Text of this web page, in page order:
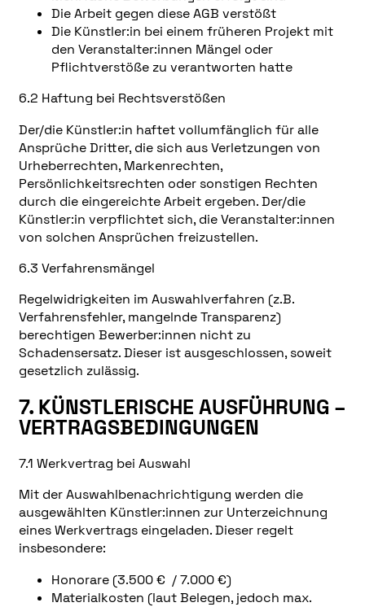
Die Arbeit gegen diese AGB verstößt
Die Künstler:in bei einem früheren Projekt mit
den Veranstalter:innen Mängel oder
Pflichtverstöße zu verantworten hatte
6.2 Haftung bei Rechtsverstößen
Der/die Künstler:in haftet vollumfänglich für alle
Ansprüche Dritter, die sich aus Verletzungen von
Urheberrechten, Markenrechten,
Persönlichkeitsrechten oder sonstigen Rechten
durch die eingereichte Arbeit ergeben. Der/die
Künstler:in verpflichtet sich, die Veranstalter:innen
von solchen Ansprüchen freizustellen.
6.3 Verfahrensmängel
Regelwidrigkeiten im Auswahlverfahren (z.B.
Verfahrensfehler, mangelnde Transparenz)
berechtigen Bewerber:innen nicht zu
Schadensersatz. Dieser ist ausgeschlossen, soweit
gesetzlich zulässig.
7. KÜNSTLERISCHE AUSFÜHRUNG –
VERTRAGSBEDINGUNGEN
7.1 Werkvertrag bei Auswahl
Mit der Auswahlbenachrichtigung werden die
ausgewählten Künstler:innen zur Unterzeichnung
eines Werkvertrags eingeladen. Dieser regelt
insbesondere:
Honorare (3.500 € / 7.000 €)
Materialkosten (laut Belegen, jedoch max.